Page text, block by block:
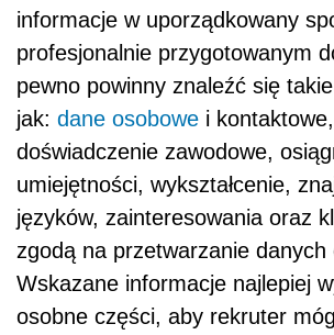
informacje w uporządkowany
profesjonalnie przygotowanym
pewno powinny znaleźć się
jak: dane osobowe i kontaktowe,
doświadczenie zawodowe,
umiejętności, wykształcenie,
języków, zainteresowania oraz
zgodą na przetwarzanie danych
Wskazane informacje najlepiej
osobne części, aby rekruter